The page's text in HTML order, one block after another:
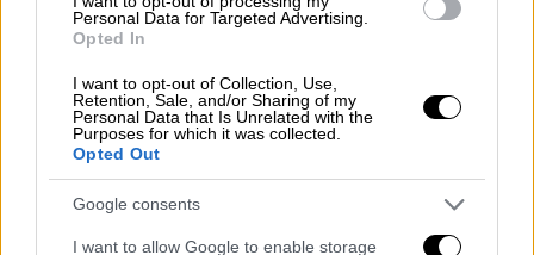
Personal Data for Targeted Advertising.
Opted In
I want to opt-out of Collection, Use,
Retention, Sale, and/or Sharing of my
Personal Data that Is Unrelated with the
Purposes for which it was collected.
Opted Out
Google consents
I want to allow Google to enable storage